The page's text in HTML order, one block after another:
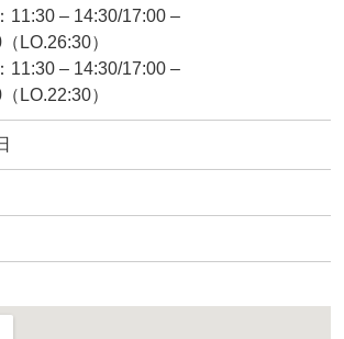
11:30 – 14:30/17:00 –
LO.26:30）
11:30 – 14:30/17:00 –
LO.22:30）